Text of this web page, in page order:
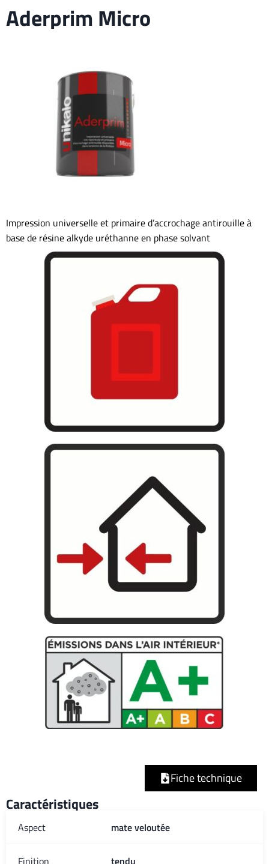
Aderprim Micro
Impression universelle et primaire d’accrochage antirouille à
base de résine alkyde uréthanne en phase solvant
Fiche technique
Caractéristiques
Aspect mate veloutée
Finition tendu